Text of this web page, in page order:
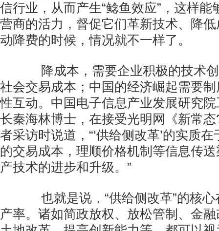
信行业，从而产生“鲶鱼效应”，这样能
营商的活力，督促它们革新技术、降
动降费的时候，情况就不一样了。
降成本，需要企业积极的技术创
社会交易成本；中国的经济崛起需要
性互动。中国电子信息产业发展研究
长秦海林博士，在接受光明网《新常
者采访时说道，“‘供给侧改革’的实质
的交易成本，理顺价格机制等信息传
产技术的进步和升级。”
也就是说，“供给侧改革”的核心
产率。诸如简政放权、放松管制、金